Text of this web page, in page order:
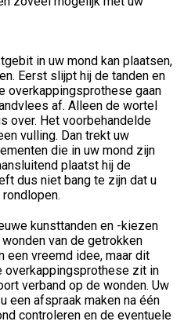
in uw mond kan plaatsen,
Eerst slijpt hij de tanden en
overkappingsprothese gaan
af. Alleen de wortel
over. Het voorbehandelde
vulling. Dan trekt uw
die in uw mond zijn
plaatst hij de
dus niet bang te zijn dat u
kunsttanden en -kiezen
van de getrokken
een vreemd idee, maar dit
overkappingsprothese zit in
verband op de wonden. Uw
een afspraak maken na één
controleren en de eventuele